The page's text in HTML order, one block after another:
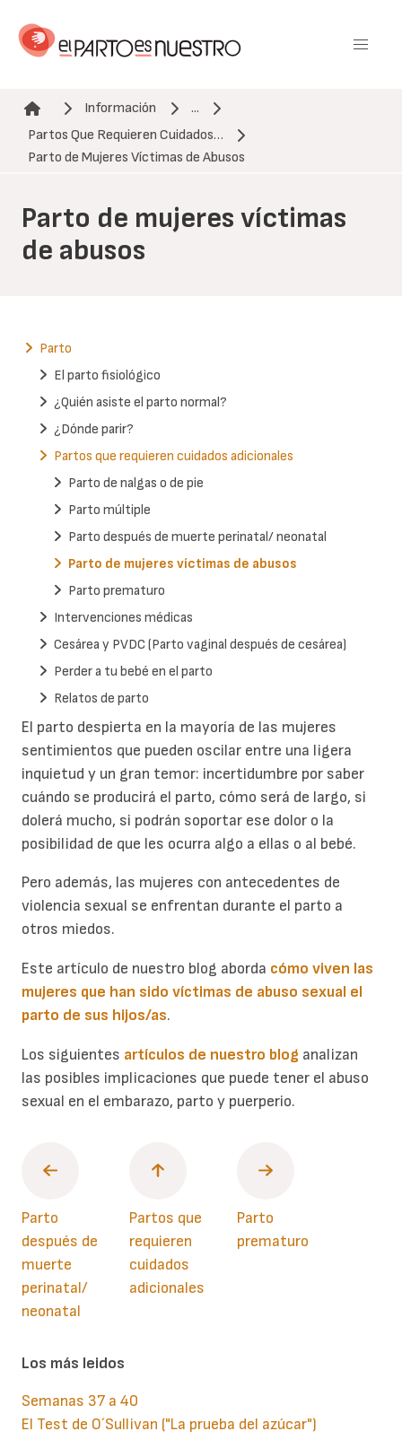
contenido
Ruta de navegación
Información
...
Partos Que Requieren Cuidados…
Parto de Mujeres Víctimas de Abusos
Parto de mujeres víctimas
de abusos
El parto despierta en la mayoría de las mujeres
sentimientos que pueden oscilar entre una ligera
inquietud y un gran temor: incertidumbre por saber
cuándo se producirá el parto, cómo será de largo, si
dolerá mucho, si podrán soportar ese dolor o la
posibilidad de que les ocurra algo a ellas o al bebé.
Pero además, las mujeres con antecedentes de
violencia sexual se enfrentan durante el parto a
otros miedos.
Este artículo de nuestro blog aborda cómo viven las
mujeres que han sido víctimas de abuso sexual el
parto de sus hijos/as.
Los siguientes artículos de nuestro blog analizan
las posibles implicaciones que puede tener el abuso
sexual en el embarazo, parto y puerperio.
Parto
después de
muerte
perinatal/
neonatal
Partos que
requieren
cuidados
adicionales
Parto
prematuro
Parto
El parto fisiológico
¿Quién asiste el parto normal?
¿Dónde parir?
Partos que requieren cuidados adicionales
Parto de nalgas o de pie
Parto múltiple
Parto después de muerte perinatal/ neonatal
Parto de mujeres víctimas de abusos
Parto prematuro
Intervenciones médicas
Cesárea y PVDC (Parto vaginal después de cesárea)
Perder a tu bebé en el parto
Relatos de parto
Los más leidos
Semanas 37 a 40
El Test de O´Sullivan ("La prueba del azúcar")